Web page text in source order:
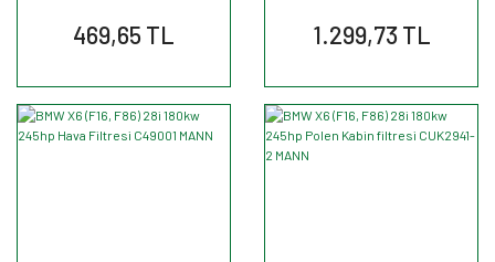
469,65 TL 1.299,73 TL